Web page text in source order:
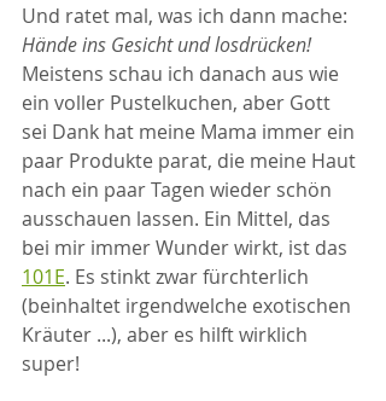
Und ratet mal, was ich dann mache:
Hände ins Gesicht und losdrücken!
Meistens schau ich danach aus wie
ein voller Pustelkuchen, aber Gott
sei Dank hat meine Mama immer ein
paar Produkte parat, die meine Haut
nach ein paar Tagen wieder schön
ausschauen lassen. Ein Mittel, das
bei mir immer Wunder wirkt, ist das
101E. Es stinkt zwar fürchterlich
(beinhaltet irgendwelche exotischen
Kräuter ...), aber es hilft wirklich
super!